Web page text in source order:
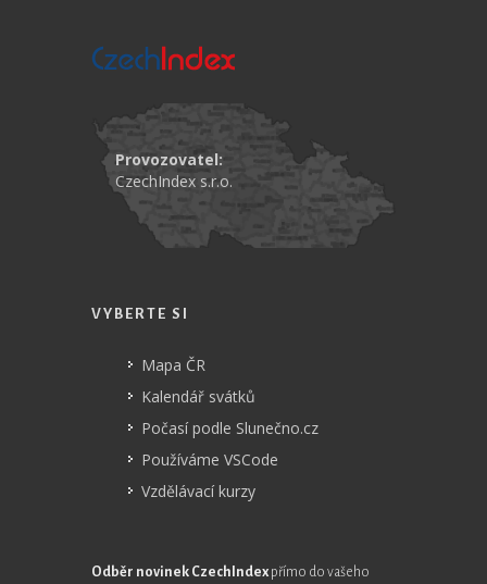
Provozovatel:
CzechIndex s.r.o.
VYBERTE SI
Mapa ČR
Kalendář svátků
Počasí podle Slunečno.cz
Používáme VSCode
Vzdělávací kurzy
Odběr novinek CzechIndex přímo do vašeho